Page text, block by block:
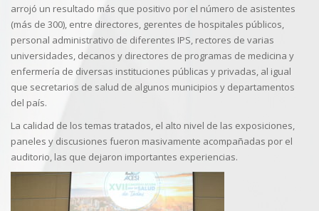
arrojó un resultado más que positivo por el número de asistentes
(más de 300), entre directores, gerentes de hospitales públicos,
personal administrativo de diferentes IPS, rectores de varias
universidades, decanos y directores de programas de medicina y
enfermería de diversas instituciones públicas y privadas, al igual
que secretarios de salud de algunos municipios y departamentos
del país.
La calidad de los temas tratados, el alto nivel de las exposiciones,
paneles y discusiones fueron masivamente acompañadas por el
auditorio, las que dejaron importantes experiencias.